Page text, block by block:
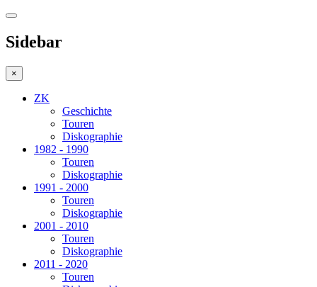
Sidebar
×
ZK
Geschichte
Touren
Diskographie
1982 - 1990
Touren
Diskographie
1991 - 2000
Touren
Diskographie
2001 - 2010
Touren
Diskographie
2011 - 2020
Touren